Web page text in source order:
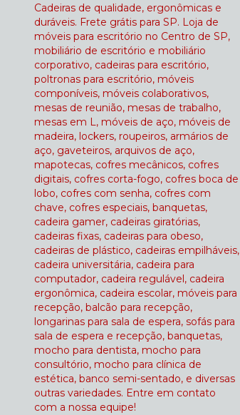
Cadeiras de qualidade, ergonômicas e
duráveis. Frete grátis para SP. Loja de
móveis para escritório no Centro de SP,
mobiliário de escritório e mobiliário
corporativo, cadeiras para escritório,
poltronas para escritório, móveis
componíveis, móveis colaborativos,
mesas de reunião, mesas de trabalho,
mesas em L, móveis de aço, móveis de
madeira, lockers, roupeiros, armários de
aço, gaveteiros, arquivos de aço,
mapotecas, cofres mecânicos, cofres
digitais, cofres corta-fogo, cofres boca de
lobo, cofres com senha, cofres com
chave, cofres especiais, banquetas,
cadeira gamer, cadeiras giratórias,
cadeiras fixas, cadeiras para obeso,
cadeiras de plástico, cadeiras empilháveis,
cadeira universitária, cadeira para
computador, cadeira regulável, cadeira
ergonômica, cadeira escolar, móveis para
recepção, balcão para recepção,
longarinas para sala de espera, sofás para
sala de espera e recepção, banquetas,
mocho para dentista, mocho para
consultório, mocho para clínica de
estética, banco semi-sentado, e diversas
outras variedades. Entre em contato
com a nossa equipe!